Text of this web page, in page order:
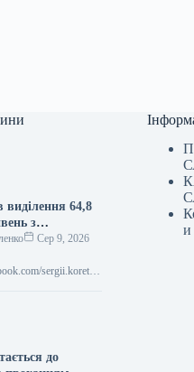
виділення 64,8
з
для
робіт та
війни.
Сер 9, 2026
sergii.koretsk
запланованих у
на 2026 рік для
політики,
до
и